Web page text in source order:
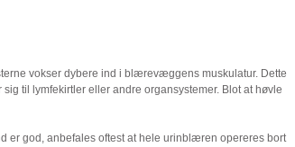
vokser dybere ind i blærevæggens muskulatur. Dette
til lymfekirtler eller andre organsystemer. Blot at høvle
er god, anbefales oftest at hele urinblæren opereres bort